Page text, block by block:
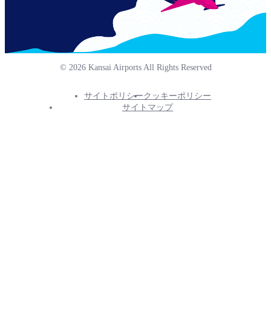
© 2026 Kansai Airports All Rights Reserved
サイトポリシークッキーポリシー
サイトマップ